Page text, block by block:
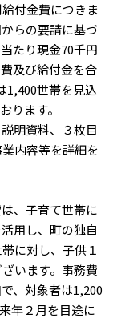
付金費につきま
らの要請に基づ
たり現金70千円
及び給付金を合
1,400世帯を見込
ります。
明資料、３枚目
内容等を詳細を
、子育て世帯に
用し、町の独自
に対し、子供１
います。事務費
、対象者は1,200
年２月を目途に